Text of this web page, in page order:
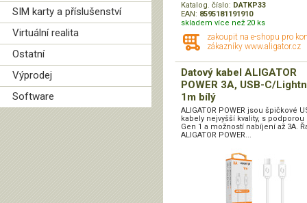
SIM karty a příslušenství
Virtuální realita
Ostatní
Výprodej
Software
Katalog. číslo: DATKP33
EAN: 8595181191910
skladem více než 20 ks
zakoupit na e-shopu pro
zákazníky www.aligator.cz
Datový kabel ALIGATOR
POWER 3A, USB-C/
1m bílý
ALIGATOR POWER jsou špičkové
kabely nejvyšší kvality, s podporou
Gen 1 a možností nabíjení až 3A.
ALIGATOR POWER...